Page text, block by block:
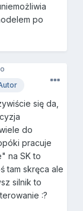
po
się da,
do
pracuje
na SK to
tam skręca ale
silnik to
:?